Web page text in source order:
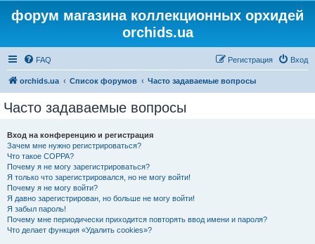
форум магазина коллекционных орхидей
orchids.ua
FAQ Вход
Регистрация
orchids.ua Список форумов Часто задаваемые вопросы
Часто задаваемые вопросы
Вход на конференцию и регистрация
Зачем мне нужно регистрироваться?
Что такое COPPA?
Почему я не могу зарегистрироваться?
Я только что зарегистрировался, но не могу войти!
Почему я не могу войти?
Я давно зарегистрирован, но больше не могу войти!
Я забыл пароль!
Почему мне периодически приходится повторять ввод имени и пароля?
Что делает функция «Удалить cookies»?